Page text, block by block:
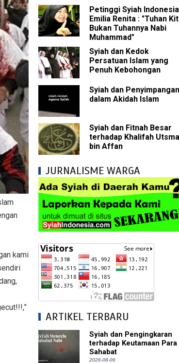
Akidah Islam
Khalifah Abu Bakar
Tidak Masuk Akal dalam Islam
Konsep Mahdi
Kekhalifahan
tentang Wilayah Imam
Karbala
Islamiyah
Mahdi yang Akan Muncul
Imam sebagai Perantara kepada Allah
Sunni sebagai Musuh?
kami
Petinggi Syiah Indonesia
Emilia Renita : "Tuhan
Bukan Tuhannya Nabi
Muhammad"
Syiah dan Kedok
Persatuan Islam yang
Penuh Kebohongan
Syiah dan Penyimpangan
dalam Akidah Islam
Syiah dan Fitnah Besar
terhadap Khalifah
bin Affan
JURNALISME WARGA
ARTIKEL TERBARU
Syiah dan Pengingkaran
terhadap Keutamaan Para
Sahabat
2026-08-06